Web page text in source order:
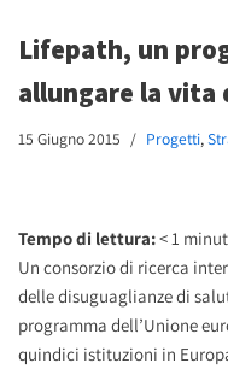
Lifepath, un
allungare la vita
15 Giugno 2015 Progetti,
Tempo di lettura:< 1
Un consorzio di ricerca
delle disuguaglianze di
programma dell’Unione
quindici istituzioni in